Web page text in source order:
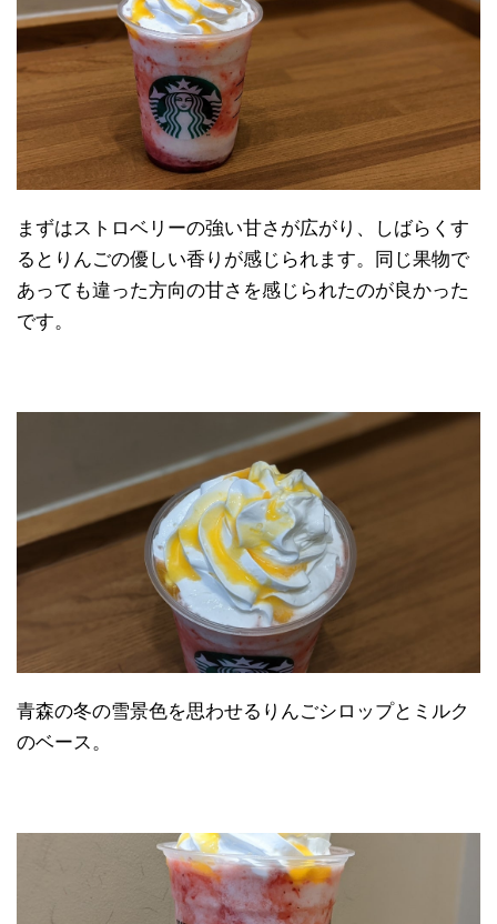
まずはストロベリーの強い甘さが広がり、しばらくす
るとりんごの優しい香りが感じられます。同じ果物で
あっても違った方向の甘さを感じられたのが良かった
です。
青森の冬の雪景色を思わせるりんごシロップとミルク
のベース。